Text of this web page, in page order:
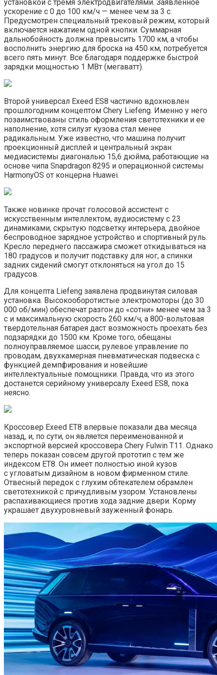
установкой с тремя электродвигателями. Заявленное
ускорение с 0 до 100 км/ч — менее чем за 3 с.
Предусмотрен специальный трековый режим, который
включается нажатием одной кнопки. Суммарная
дальнобойность должна превысить 1700 км, а чтобы
восполнить энергию для броска на 450 км, потребуется
всего пять минут. Все благодаря поддержке быстрой
зарядки мощностью 1 МВт (мегаватт).
Второй универсал Exeed ES8 частично вдохновлен
прошлогодним концептом Chery Liefeng. Именно у него
позаимствованы стиль оформления светотехники и ее
наполнение, хотя силуэт кузова стал менее
радикальным. Уже известно, что машина получит
проекционный дисплей и центральный экран
медиасистемы диагональю 15,6 дюйма, работающие на
основе чипа Snapdragon 8295 и операционной системы
HarmonyOS от концерна Huawei.
Также новинке прочат голосовой ассистент с
искусственным интеллектом, аудиосистему с 23
динамиками, скрытую подсветку интерьера, двойное
беспроводное зарядное устройство и спортивный руль.
Кресло переднего пассажира сможет откидываться на
180 градусов и получит подставку для ног, а спинки
задних сидений смогут отклоняться на угол до 15
градусов.
Для концепта Liefeng заявлена продвинутая силовая
установка. Высокооборотистые электромоторы (до 30
000 об/мин) обеспечат разгон до «сотни» менее чем за 3
с и максимальную скорость 260 км/ч, а 800-вольтовая
твердотельная батарея даст возможность проехать без
подзарядки до 1500 км. Кроме того, обещаны
полноуправляемое шасси, рулевое управление по
проводам, двухкамерная пневматическая подвеска с
функцией демпфирования и новейшие
интеллектуальные помощники. Правда, что из этого
достанется серийному универсалу Exeed ES8, пока
неясно.
Кроссовер Exeed ET8 впервые показали два месяца
назад, и, по сути, он является переименованной и
экспортной версией кроссовера Chery Fulwin T11. Однако
теперь показан совсем другой прототип с тем же
индексом ET8. Он имеет полностью иной кузов
с угловатым дизайном в новом фирменном стиле.
Отвесный передок с глухим обтекателем обрамлен
светотехникой с причудливым узором. Установлены
распахивающиеся против хода задние двери. Корму
украшает двухуровневый зауженный фонарь.